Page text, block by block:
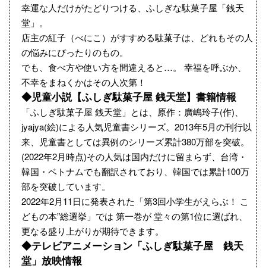
幸運な人だけがたどりつける、ふしぎな駄菓子屋「銭天
堂」。
店主の紅子（べにこ）がすすめる駄菓子は、どれもその人
の悩みにぴったりのもの。
でも、食べ方や使い方を間違えると…。 幸福を呼ぶか、
不幸をまねくかはその人次第！
◆児童小説【ふしぎ駄菓子屋 銭天堂】書籍情報
「ふしぎ駄菓子屋 銭天堂」とは、原作：廣嶋玲子(作)、
jyajya(絵)による人気児童書シリーズ。2013年5月の刊行以
来、児童書としては異例のシリーズ累計380万部を突破。
(2022年2月時点)その人気は国内だけに留まらず、台湾・
韓国・ベトナムでも翻訳されており、韓国では累計100万
部を突破しています。
2022年2月11日に発表された「第3回小学生がえらぶ！ こ
どもの本”総選挙」では 第一巻が 堂々の第1位に選ばれ、
更なる盛り上がりが期待できます。
◆テレビアニメーション「ふしぎ駄菓子屋 銭天
堂」放映情報